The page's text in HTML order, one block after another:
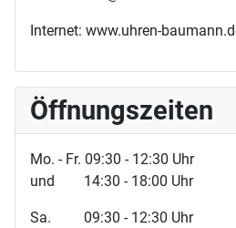
Internet: www.uhren-
Öffnungszeiten
Mo. - Fr. 09:30 - 12:30 Uhr
und 14:30 - 18:00 Uhr
Sa. 09:30 - 12:30 Uhr